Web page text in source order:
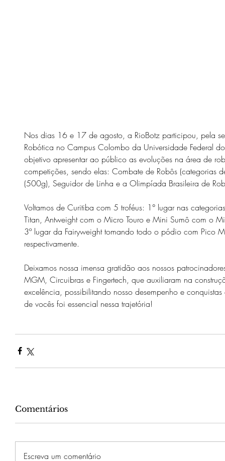
Nos dias 16 e 17 de agosto, a RioBotz participou, pela
Robótica no Campus Colombo da Universidade Federal
objetivo apresentar ao público as evoluções na área de
competições, sendo elas: Combate de Robôs
(500g), Seguidor de Linha e a Olimpíada Brasileira de
Voltamos de Curitiba com 5 troféus: 1° lugar nas
Titan, Antweight com o Micro Touro e Mini Sumô com o
3º lugar da Fairyweight tomando todo o pódio com Pico
respectivamente.
Deixamos nossa imensa gratidão aos nossos
MGM, Circuibras e Fingertech, que auxiliaram na
excelência, possibilitando nosso desempenho e
de vocês foi essencial nessa trajetória!
Comentários
Escreva um comentário